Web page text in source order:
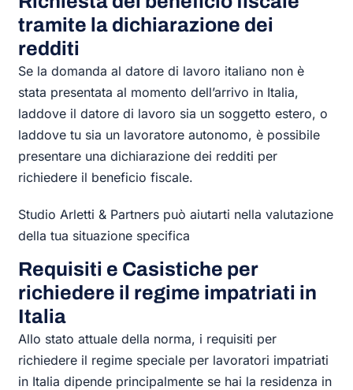
tramite la dichiarazione dei
redditi
Se la domanda al datore di lavoro italiano non è
stata presentata al momento dell’arrivo in Italia,
laddove il datore di lavoro sia un soggetto estero, o
laddove tu sia un lavoratore autonomo, è possibile
presentare una dichiarazione dei redditi per
richiedere il beneficio fiscale.
Studio Arletti & Partners può aiutarti nella valutazione
della tua situazione specifica
Requisiti e Casistiche per
richiedere il regime impatriati in
Italia
Allo stato attuale della norma, i requisiti per
richiedere il regime speciale per lavoratori impatriati
in Italia dipende principalmente se hai la residenza in